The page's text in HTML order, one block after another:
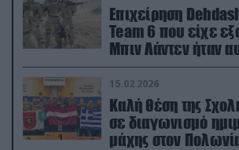
Επιχείρηση
Team 6 που είχε
Μπιν Λάντεν ήταν
διέσωσε τον
15.02.2026
Καλή θέση της
σε διαγωνισμό
μάχης στον